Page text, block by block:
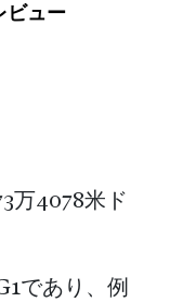
ュー
万4078米ド
であり、例